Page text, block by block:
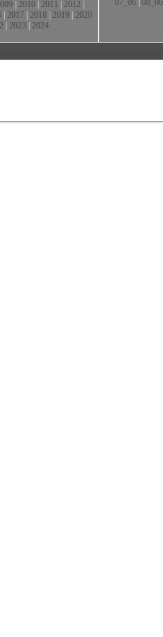
2010 2011 2012
2017 2018 2019 2020
2023| 2024
07_06 08_06